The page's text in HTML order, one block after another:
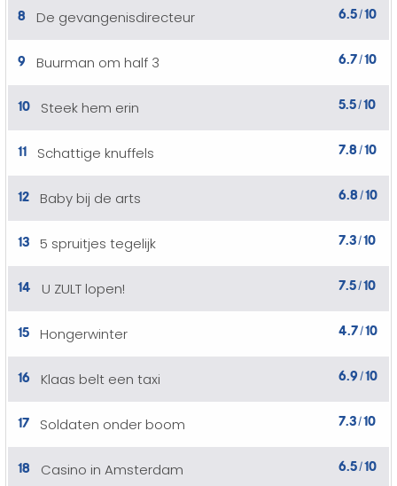
8 De gevangenisdirecteur 6.5/10
9 Buurman om half 3 6.7/10
10 Steek hem erin 5.5/10
11 Schattige knuffels 7.8/10
12 Baby bij de arts 6.8 /10
13 5 spruitjes tegelijk 7.3/10
14 U ZULT lopen! 7.5/10
15 Hongerwinter 4.7/10
16 Klaas belt een taxi 6.9 /10
17 Soldaten onder boom 7.3/10
18 Casino in Amsterdam 6.5/10